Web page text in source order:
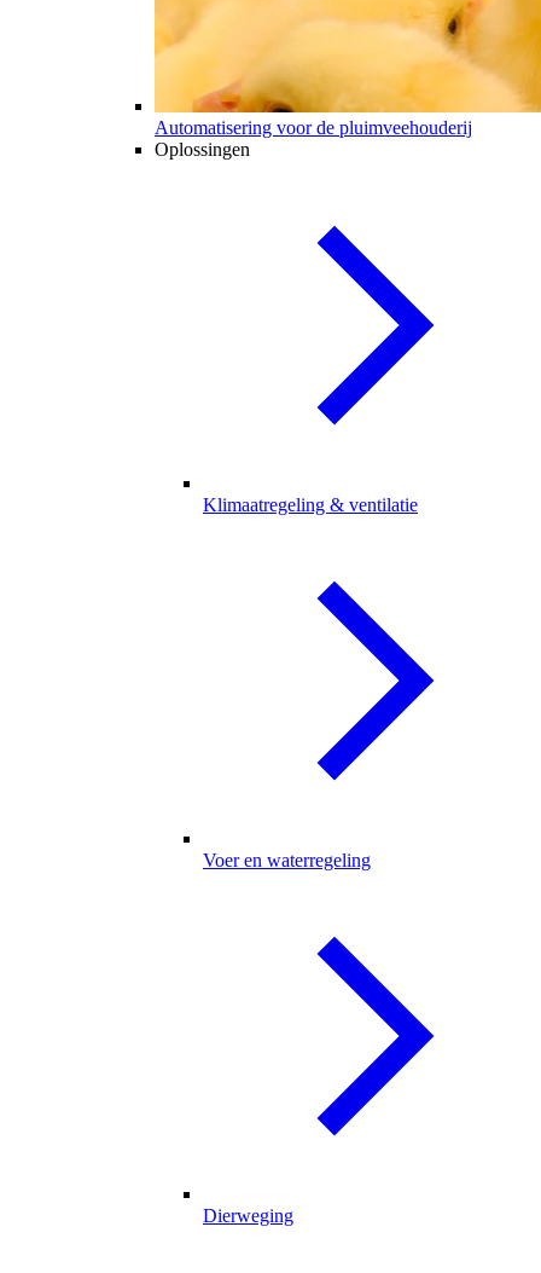
Automatisering voor de pluimveehouderij
Oplossingen
Klimaatregeling & ventilatie
Voer en waterregeling
Dierweging